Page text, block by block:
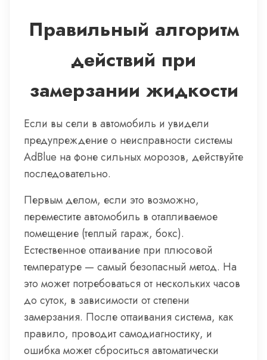
Правильный алгоритм
действий при
замерзании жидкости
Если вы сели в автомобиль и увидели
предупреждение о неисправности системы
AdBlue на фоне сильных морозов, действуйте
последовательно.
Первым делом, если это возможно,
переместите автомобиль в отапливаемое
помещение (теплый гараж, бокс).
Естественное оттаивание при плюсовой
температуре — самый безопасный метод. На
это может потребоваться от нескольких часов
до суток, в зависимости от степени
замерзания. После оттаивания система, как
правило, проводит самодиагностику, и
ошибка может сброситься автоматически